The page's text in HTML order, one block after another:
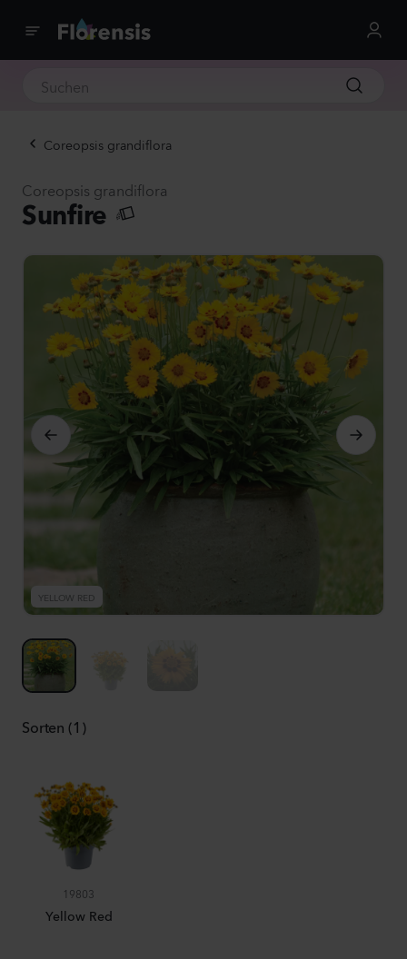
Coreopsis grandiflora
Coreopsis grandiflora
Sunfire
YELLOW RED
Sorten (1)
19803
Yellow Red